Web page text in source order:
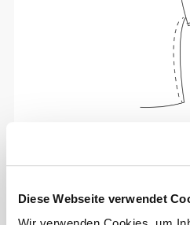
Diese Webseite verwendet
Sich jeden Tag bequem